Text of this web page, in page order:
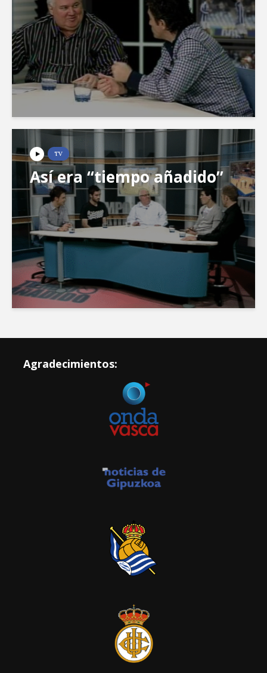
TV
Así era “tiempo añadido”
Agradecimientos: